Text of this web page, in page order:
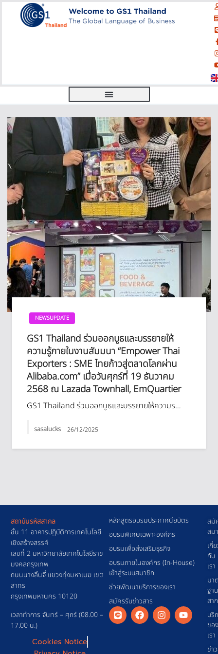
NEWSUPDATE
GS1 Thailand ร่วมออกบูธและบรรยายให้
ความรู้ภายในงานสัมมนา “Empower Thai
Exporters : SME ไทยก้าวสู่ตลาดโลกผ่าน
Alibaba.com” เมื่อวันศุกร์ที่ 19 ธันวาคม
2568 ณ Lazada Townhall, EmQuartier
GS1 Thailand ร่วมออกบูธและบรรยายให้ความร…
sasalucks 26/12/2025
สมั
สม
เกี่
กับ
เรา
มา
ฐาน
สา
บริ
ของ
เรา
ข่า
หลักสูตรอบรมประกาศนียบัตร
อบรมพิเศษเฉพาะองค์กร
อบรมเพื่อส่งเสริมธุรกิจ
อบรมภายในองค์กร (In-House)
เข้าสู่ระบบสมาชิก
ช่วยพัฒนาบริการของเรา
สมัครรับข่าวสาร
สถาบันรหัสสากล
ชั้น 11 อาคารปฎิบัติการเทคโนโลยี
เชิงสร้างสรรค์
เลขที่ 2 มหาวิทยาลัยเทคโนโลยีราช
มงคลกรุงเทพ
ถนนนางลิ้นจี่ แขวงทุ่งมหาเมฆ เขต
สาทร
กรุงเทพมหานคร 10120
เวลาทำการ จันทร์ – ศุกร์ (08.00 –
17.00 น.)
Cookies Notice